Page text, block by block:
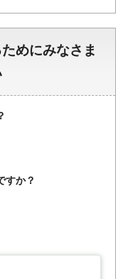
めにみなさま
すか？